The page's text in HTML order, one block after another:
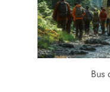
Bus